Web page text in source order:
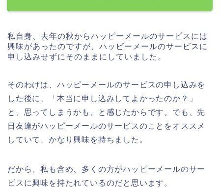
私自身、去年の秋からハッピーメールのサービスには
興味があったのですが、ハッピーメールのサービスに
申し込みせずにそのままにしていました。
そのわけは、ハッピーメールのサービスの申し込みを
した後に、「本当に申し込みしてよかったのか？」
と、思ってしまうかも、と感じたからです。でも、先
日友達がハッピーメールのサービスのことをオススメ
していて、かなり興味を持ちました。
だから、私も含め、多くの方がハッピーメールのサー
ビスに興味を持たれているのだと思います。